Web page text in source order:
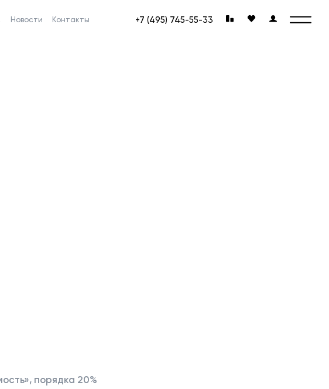
Новости Контакты +7 (495) 745-55-33
порядка 20%